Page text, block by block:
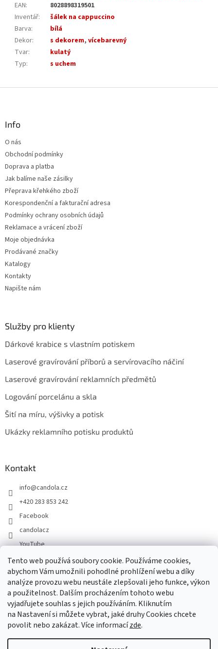
Tento web používá soubory cookie. Používáme cookies,
abychom Vám umožnili pohodlné prohlížení webu a díky
analýze provozu webu neustále zlepšovali jeho funkce, výkon
a použitelnost. Dalším procházením tohoto webu
vyjadřujete souhlas s jejich používáním. Kliknutím
na Nastavení si můžete vybrat, jaké druhy Cookies chcete
povolit nebo zakázat. Více informacízde.
EAN:
8028898319501
Inventář:
šálek na cappuccino
Barva:
bílá
Dekor: s dekorem, vícebarevný
Tvar:
kulatý
Typ: s uchem
Info
O nás
Obchodní podmínky
Doprava a platba
Jak balíme naše zásilky
Přeprava křehkého zboží
Korespondenční a fakturační adresa
Podmínky ochrany osobních údajů
Reklamace a vrácení zboží
Moje objednávka
Prodávané značky
Katalogy
Kontakty
Napište nám
Služby pro klienty
Dárkové krabice s vlastním potiskem
Laserové gravírování příborů a servírovacího náčiní
Laserové gravírování reklamních předmětů
Logování porcelánu a skla
Šití na míru, výšivky a potisk
Ukázky reklamního potisku produktů
Kontakt
info@candola.cz
+420 283 853 242
Facebook
candolacz
YouTube
Přijímáme online platby